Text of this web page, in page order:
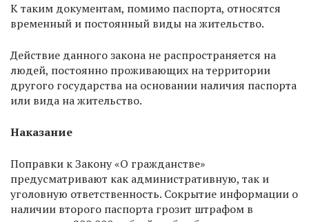
К таким документам, помимо паспорта, относятся
временный и постоянный виды на жительство.
Действие данного закона не распространяется на
людей, постоянно проживающих на территории
другого государства на основании наличия паспорта
или вида на жительство.
Наказание
Поправки к Закону «О гражданстве»
предусматривают как административную, так и
уголовную ответственность. Сокрытие информации о
наличии второго паспорта грозит штрафом в